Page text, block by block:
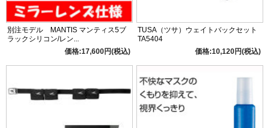
別注モデル MANTIS マンティス5ブ
ラックシリコン/レン...
価格:17,600円(税込)
TUSA（ツサ）ウェイトバックセット
TA5404
価格:10,120円(税込)